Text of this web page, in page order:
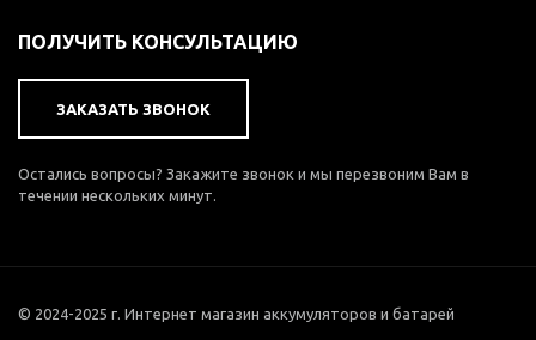
ПОЛУЧИТЬ КОНСУЛЬТАЦИЮ
ЗАКАЗАТЬ ЗВОНОК
Остались вопросы? Закажите звонок и мы перезвоним Вам в
течении нескольких минут.
© 2024-2025 г. Интернет магазин аккумуляторов и батарей